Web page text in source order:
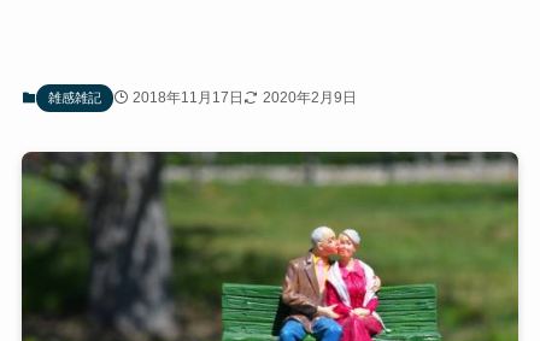
雑感雑記 2018年11月17日 2020年2月9日